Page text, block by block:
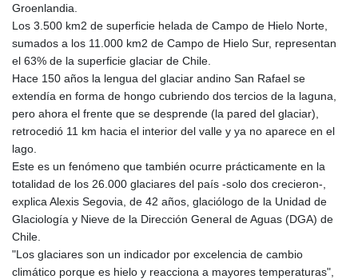
Groenlandia.
Los 3.500 km2 de superficie helada de Campo de Hielo Norte,
sumados a los 11.000 km2 de Campo de Hielo Sur, representan
el 63% de la superficie glaciar de Chile.
Hace 150 años la lengua del glaciar andino San Rafael se
extendía en forma de hongo cubriendo dos tercios de la laguna,
pero ahora el frente que se desprende (la pared del glaciar),
retrocedió 11 km hacia el interior del valle y ya no aparece en el
lago.
Este es un fenómeno que también ocurre prácticamente en la
totalidad de los 26.000 glaciares del país -solo dos crecieron-,
explica Alexis Segovia, de 42 años, glaciólogo de la Unidad de
Glaciología y Nieve de la Dirección General de Aguas (DGA) de
Chile.
"Los glaciares son un indicador por excelencia de cambio
climático porque es hielo y reacciona a mayores temperaturas",